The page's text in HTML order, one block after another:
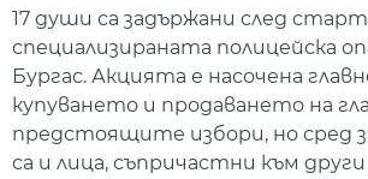
17 души са задържани след
специализираната полицейска
Бургас. Акцията е насочена
купуването и продаването на
предстоящите избори, но сред
са и лица, съпричастни към други